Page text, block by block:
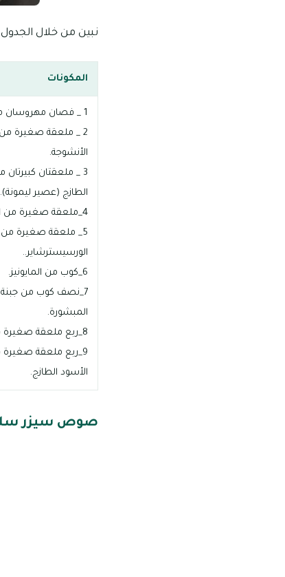
نبين من خلال
المكونات
1 _ فصان مهروسان من الثوم.
2 _ ملعقة صغيرة
الأنشوجة.
3 _ ملعقتان
الطازج (عصير ليمونة).
4_ملعقة صغيرة من الخردل الفرنسي..
5_ ملعقة صغيرة
الورسيسترشاير..
6_كوب من المايونيز.
7_نصف كوب من جبنة
المبشورة.
8_ربع ملعقة صغيرة من الملح.
9_ربع ملعقة صغيرة
الأسود الطازج.
صوص سيزر